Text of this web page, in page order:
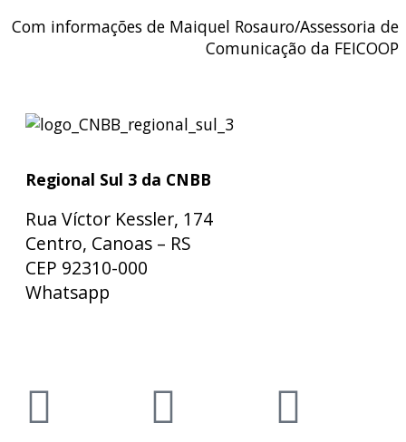
Com informações de Maiquel Rosauro/Assessoria de
Comunicação da FEICOOP
Regional Sul 3 da CNBB
Rua Víctor Kessler, 174
Centro, Canoas – RS
CEP 92310-000
Whatsapp